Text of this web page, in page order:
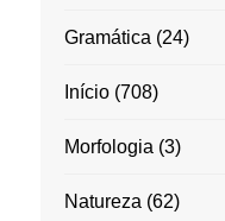
Gramática (24)
Início(708)
Morfologia (3)
Natureza (62)